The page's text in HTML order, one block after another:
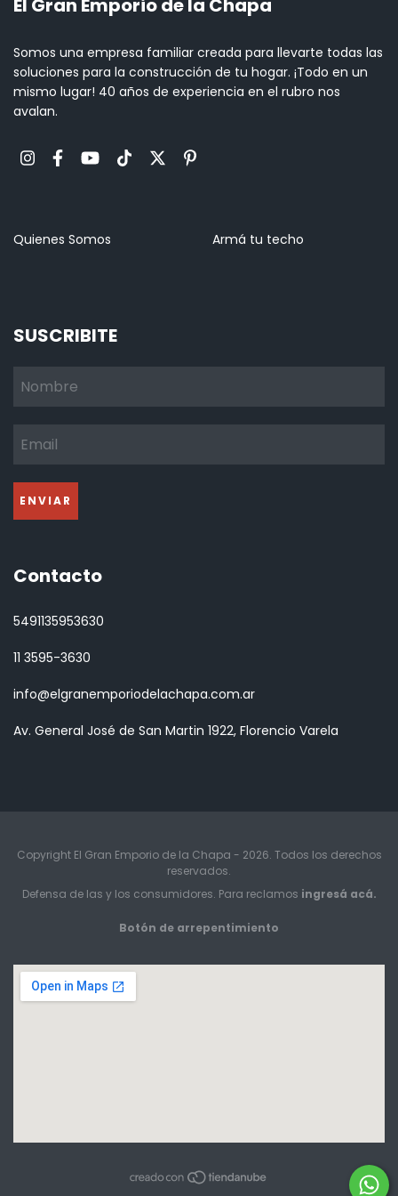
El Gran Emporio de la Chapa
Somos una empresa familiar creada para llevarte todas las
soluciones para la construcción de tu hogar. ¡Todo en un
mismo lugar! 40 años de experiencia en el rubro nos
avalan.
Quienes Somos Armá tu techo
SUSCRIBITE
Contacto
5491135953630
11 3595-3630
info@elgranemporiodelachapa.com.ar
Av. General José de San Martin 1922, Florencio Varela
Copyright El Gran Emporio de la Chapa - 2026. Todos los derechos
reservados.
Defensa de las y los consumidores. Para reclamos ingresá acá.
Botón de arrepentimiento